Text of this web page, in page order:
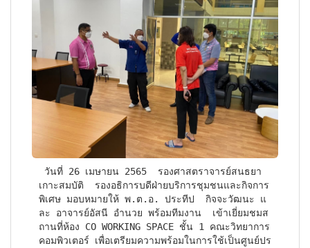
เกาะสมบัติ  รองอธิการบดีฝ่ายบริการชุมชนและกิจการ
พิเศษ มอบหมายให้ พ.ต.อ. ประทีป  กิจจะวัฒนะ แ
ละ อาจารย์อัสนี อำนวย พร้อมทีมงาน  เข้าเยี่ยมชมส
ถานที่ห้อง CO WORKING SPACE ชั้น 1 คณะวิทยาการ
คอมพิวเตอร์ เพื่อเตรียมความพร้อมในการใช้เป็นศูนย์ปร